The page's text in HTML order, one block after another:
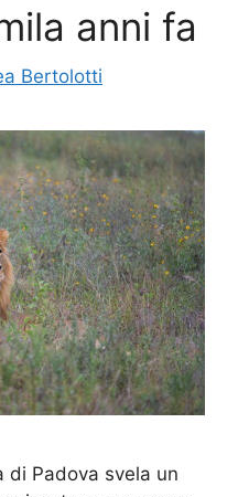
anni fa
Bertolotti
di Padova svela un